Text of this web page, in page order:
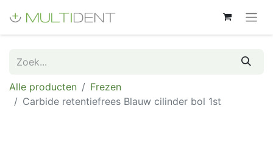
Alle producten
Frezen
Carbide retentiefrees Blauw cilinder bol 1st